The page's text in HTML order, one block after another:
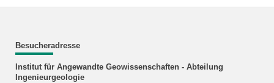
Besucheradresse
Institut für Angewandte Geowissenschaften - Abteilung
Ingenieurgeologie